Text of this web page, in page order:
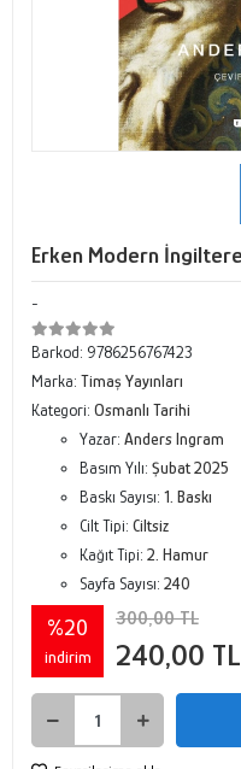
Erken Modern
-
Barkod: 9786256767423
Marka: Timaş Yayınları
Kategori: Osmanlı Tarihi
Yazar: Anders Ingram
Basım Yılı: Şubat 2025
Baskı Sayısı: 1. Baskı
Cilt Tipi: Ciltsiz
Kağıt Tipi: 2. Hamur
Sayfa Sayısı: 240
%20
indirim
300,00 TL
240,00 TL